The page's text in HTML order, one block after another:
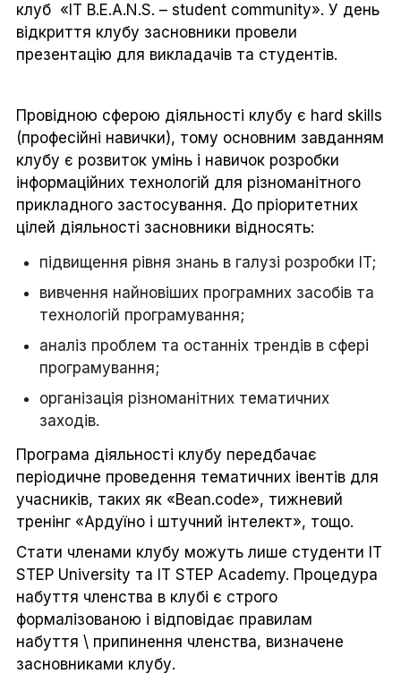
клуб «IT B.E.A.N.S. – student community». У день
відкриття клубу засновники провели
презентацію для викладачів та студентів.
Провідною сферою діяльності клубу є hard skills
(професійні навички), тому основним завданням
клубу є розвиток умінь і навичок розробки
інформаційних технологій для різноманітного
прикладного застосування. До пріоритетних
цілей діяльності засновники відносять:
підвищення рівня знань в галузі розробки IT;
вивчення найновіших програмних засобів та
технологій програмування;
аналіз проблем та останніх трендів в сфері
програмування;
організація різноманітних тематичних
заходів.
Програма діяльності клубу передбачає
періодичне проведення тематичних івентів для
учасників, таких як «Bean.code», тижневий
тренінг «Ардуїно і штучний інтелект», тощо.
Стати членами клубу можуть лише студенти IT
STEP University та IT STEP Academy. Процедура
набуття членства в клубі є строго
формалізованою і відповідає правилам
набуття \ припинення членства, визначене
засновниками клубу.